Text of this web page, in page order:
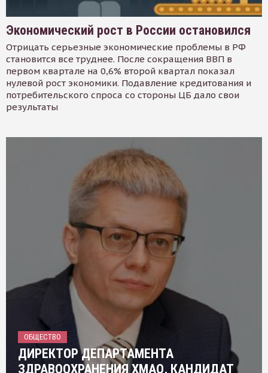
Экономический рост в России остановился
Отрицать серьезные экономические проблемы в РФ
становится все труднее. После сокращения ВВП в
первом квартале на 0,6% второй квартал показал
нулевой рост экономики. Подавление кредитования и
потребительского спроса со стороны ЦБ дало свои
результаты
ОБЩЕСТВО
ДИРЕКТОР ДЕПАРТАМЕНТА
ЗДРАВООХРАНЕНИЯ ХМАО, КАНДИДАТ